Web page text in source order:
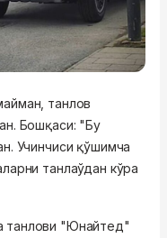
танлов
Бошқаси: "Бу
Учинчиси қўшимча
танлаўдан кўра
танлови "Юнайтед"